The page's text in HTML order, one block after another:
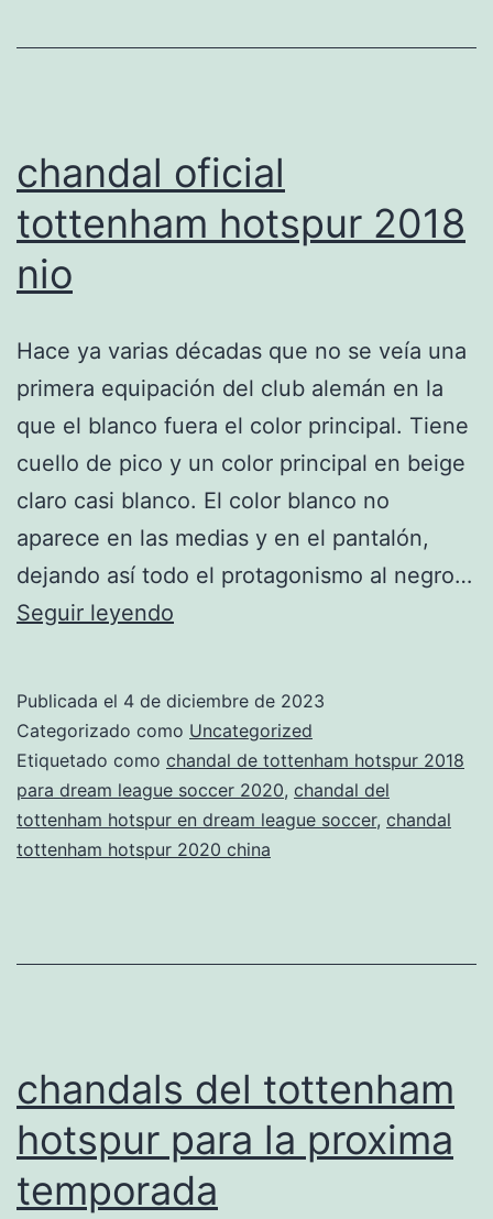
chandal oficial
tottenham hotspur 2018
nio
Hace ya varias décadas que no se veía una
primera equipación del club alemán en la
que el blanco fuera el color principal. Tiene
cuello de pico y un color principal en beige
claro casi blanco. El color blanco no
aparece en las medias y en el pantalón,
dejando así todo el protagonismo al negro…
Seguir leyendo
hotspur
2018
nio
Publicada el 4 de diciembre de 2023
Categorizado como Uncategorized
Etiquetado como chandal de tottenham hotspur 2018
para dream league soccer 2020, chandal del
tottenham hotspur en dream league soccer, chandal
tottenham hotspur 2020 china
chandals del tottenham
hotspur para la proxima
temporada